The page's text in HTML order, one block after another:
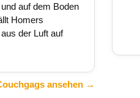
auf dem Boden
Homers
der Luft auf
ansehen →